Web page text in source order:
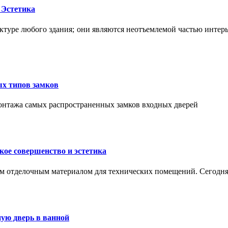
любого здания; они являются неотъемлемой частью
типов замков
самых распространенных замков входных дверей
совершенство и эстетика
отделочным материалом для технических помещений.
дверь в ванной